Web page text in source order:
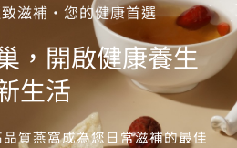
滋補・您的健康首選
，開啟健康養生
生活
質燕窩成為您日常滋補的最佳